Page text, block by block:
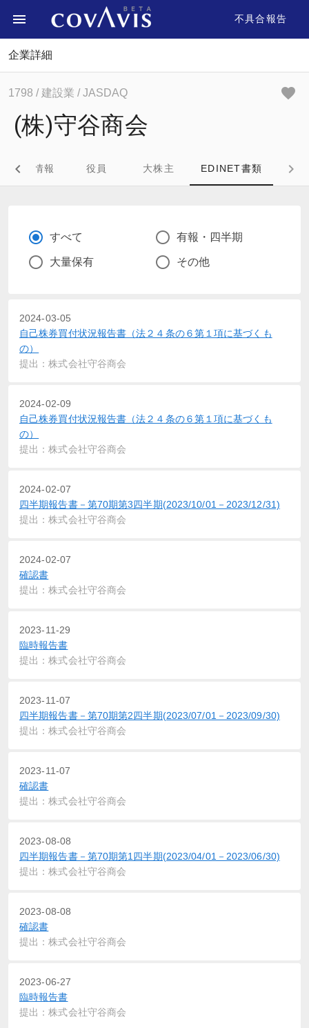
不具合報告
企業詳細
1798 / 建設業 / JASDAQ
(株)守谷商会
企業情報 役員 大株主 EDINET書類
すべて 有報・四半期
大量保有 その他
2024-03-05
自己株券買付状況報告書（法２４条の６第１項に基づくも
の）
提出：株式会社守谷商会
2024-02-09
自己株券買付状況報告書（法２４条の６第１項に基づくも
の）
提出：株式会社守谷商会
2024-02-07
四半期報告書－第70期第3四半期(2023/10/01－2023/12/31)
提出：株式会社守谷商会
2024-02-07
確認書
提出：株式会社守谷商会
2023-11-29
臨時報告書
提出：株式会社守谷商会
2023-11-07
四半期報告書－第70期第2四半期(2023/07/01－2023/09/30)
提出：株式会社守谷商会
2023-11-07
確認書
提出：株式会社守谷商会
2023-08-08
四半期報告書－第70期第1四半期(2023/04/01－2023/06/30)
提出：株式会社守谷商会
2023-08-08
確認書
提出：株式会社守谷商会
2023-06-27
臨時報告書
提出：株式会社守谷商会